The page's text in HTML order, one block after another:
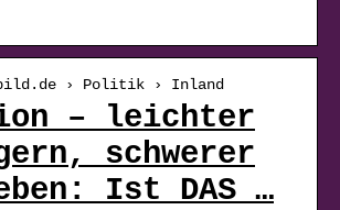
› Politik › Inland
– leichter
schwerer
Ist DAS …